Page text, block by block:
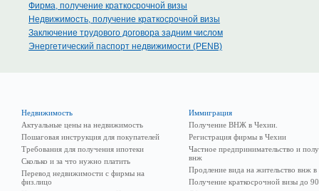
Фирма, получение краткосрочной визы
Недвижимость, получение краткосрочной визы
Заключение трудового договора задним числом
Энергетический паспорт недвижимости (PENB)
Недвижимость
Актуальные цены на недвижимость
Пошаговая инструкция для покупателей
Требования для получения ипотеки
Сколько и за что нужно платить
Перевод недвижимости с фирмы на
физ.лицо
Иммиграция
Получение ВНЖ в Чехии.
Регистрация фирмы в Чехии
Частное предпринимательство и
внж
Продление вида на жительство внж
Получение краткосрочной визы до